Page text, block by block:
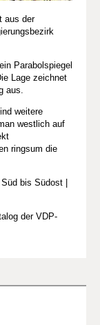
aus der
Parabolspiegel
Lage zeichnet
aus.
weitere
westlich auf
ringsum die
bis Südost |
der VDP-